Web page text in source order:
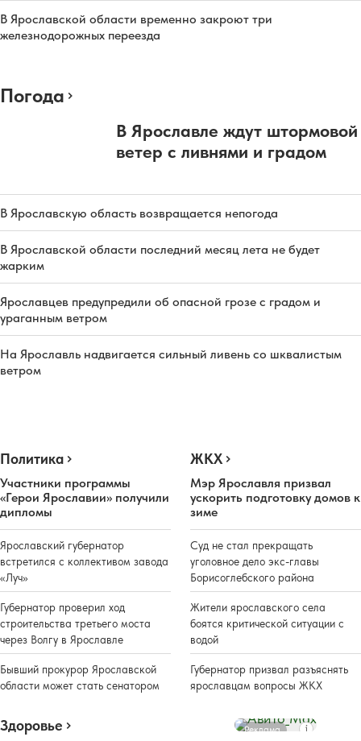
В Ярославской области временно закроют три
железнодорожных переезда
Погода
В Ярославле ждут штормовой
ветер с ливнями и градом
В Ярославскую область возвращается непогода
В Ярославской области последний месяц лета не будет
жарким
Ярославцев предупредили об опасной грозе с градом и
ураганным ветром
На Ярославль надвигается сильный ливень со шквалистым
ветром
Политика
Участники программы
«Герои Ярославии» получили
дипломы
Ярославский губернатор
встретился с коллективом завода
«Луч»
Губернатор проверил ход
строительства третьего моста
через Волгу в Ярославле
Бывший прокурор Ярославской
области может стать сенатором
ЖКХ
Мэр Ярославля призвал
ускорить подготовку домов к
зиме
Суд не стал прекращать
уголовное дело экс-главы
Борисоглебского района
Жители ярославского села
боятся критической ситуации с
водой
Губернатор призвал разъяснять
ярославцам вопросы ЖКХ
Здоровье Реклама